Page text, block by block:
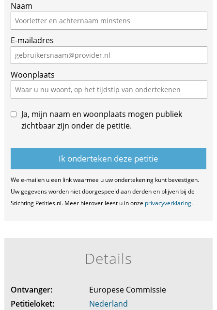
If
you
are
a
human,
ignore
this
field
Naam
E-mailadres
Woonplaats
Ja, mijn naam en woonplaats mogen publiek
zichtbaar zijn onder de petitie.
We e-mailen u een link waarmee u uw ondertekening kunt bevestigen.
Uw gegevens worden niet doorgespeeld aan derden en blijven bij de
Stichting Petities.nl. Meer hierover leest u in onze privacyverklaring.
Details
Ontvanger:
Europese Commissie
Petitieloket:
Nederland